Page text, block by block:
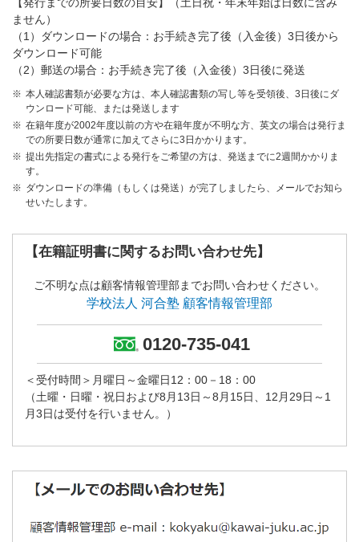
ません）
（1）ダウンロードの場合：お手続き完了後（入金後）3日後から
ダウンロード可能
（2）郵送の場合：お手続き完了後（入金後）3日後に発送
本人確認書類が必要な方は、本人確認書類の写し等を受領後、3日後にダ
ウンロード可能、または発送します
在籍年度が2002年度以前の方や在籍年度が不明な方、英文の場合は発行ま
での所要日数が通常に加えてさらに3日かかります。
提出先指定の書式による発行をご希望の方は、発送までに2週間かかりま
す。
ダウンロードの準備（もしくは発送）が完了しましたら、メールでお知ら
せいたします。
【在籍証明書に関するお問い合わせ先】
ご不明な点は顧客情報管理部までお問い合わせください。
学校法人 河合塾 顧客情報管理部
0120-735-041
＜受付時間＞月曜日～金曜日12：00－18：00
（土曜・日曜・祝日および8月13日～8月15日、12月29日～1
月3日は受付を行いません。）